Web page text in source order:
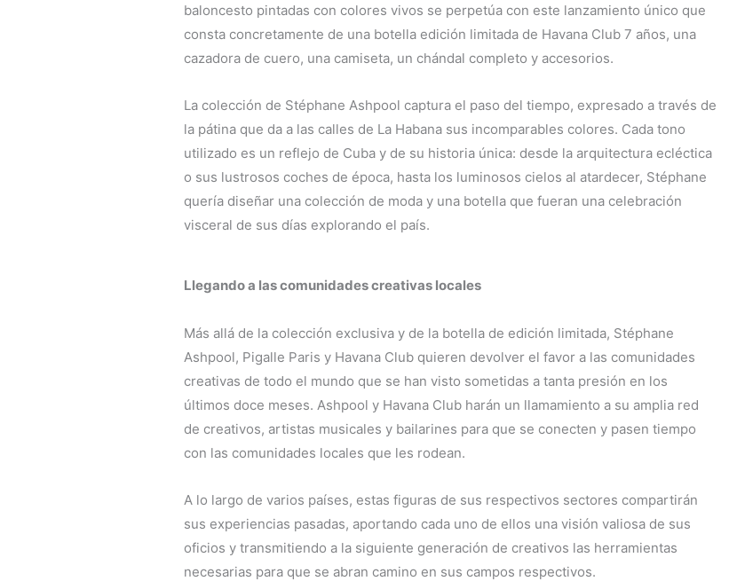
baloncesto pintadas con colores vivos se perpetúa con este lanzamiento único que
consta concretamente de una botella edición limitada de Havana Club 7 años, una
cazadora de cuero, una camiseta, un chándal completo y accesorios.
La colección de Stéphane Ashpool captura el paso del tiempo, expresado a través de
la pátina que da a las calles de La Habana sus incomparables colores. Cada tono
utilizado es un reflejo de Cuba y de su historia única: desde la arquitectura ecléctica
o sus lustrosos coches de época, hasta los luminosos cielos al atardecer, Stéphane
quería diseñar una colección de moda y una botella que fueran una celebración
visceral de sus días explorando el país.
Llegando a las comunidades creativas locales
Más allá de la colección exclusiva y de la botella de edición limitada, Stéphane
Ashpool, Pigalle Paris y Havana Club quieren devolver el favor a las comunidades
creativas de todo el mundo que se han visto sometidas a tanta presión en los
últimos doce meses. Ashpool y Havana Club harán un llamamiento a su amplia red
de creativos, artistas musicales y bailarines para que se conecten y pasen tiempo
con las comunidades locales que les rodean.
A lo largo de varios países, estas figuras de sus respectivos sectores compartirán
sus experiencias pasadas, aportando cada uno de ellos una visión valiosa de sus
oficios y transmitiendo a la siguiente generación de creativos las herramientas
necesarias para que se abran camino en sus campos respectivos.